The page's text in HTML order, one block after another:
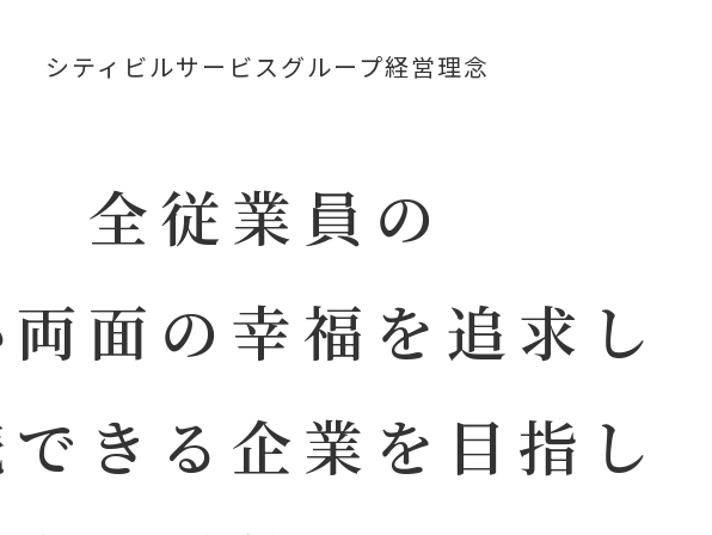
シティビルサービスグループ経営理念
全従業員の
面の幸福を追求し
きる企業を目指し